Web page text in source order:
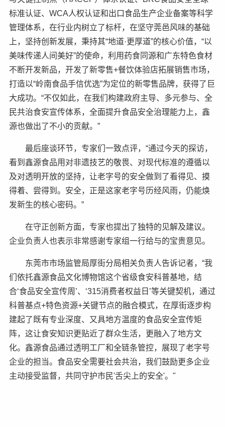
标准认证、WCA人权认证和出口食品生产企业备案等科学
管理体系，在行业内树立了标杆，在坚守莞邑风味的基础
上，坚持创新发展，秉持其“地道·更厚道”的核心价值，“以
美味传递人间美好”的使命，利用药食同源和广东特色食材
不断开发新品，开发了新零售+餐饮体验店拓展销售市场，
打造以“岭南食品手信优选”为定位的新零售品牌，获得了巨
大成功。“不仅如此，在我们构建政府主导、多元参与、全
民共治食安宣传体系，全面提升食品安全治理能力上，鑫
源也做出了不小的贡献。”
最后座谈环节，专家们一致点评，“通过今天的探访，
看到鑫源食品用对非遗技艺的敬畏、对现代标准的遵循以
及对透明开放的坚持，让老字号的安全做到了看得见、摸
得着、尝得到。安全，正是这家老字号历经风雨，仍能焕
发新生的核心密码。”
在守正创新方面，专家也提出了独特的见解及建议。
企业负责人也表示非常感谢专家组一行给与的宝贵意见。
东莞市市场监管局厚街分局相关负责人告诉记者，“我
们依托鑫源食品文化博物馆这个省级食安科普基地，结
合‘食品安全宣传周’、‘315消费者权益日’等关键契机，通过
科普基点+特色资源+关键节点的融合模式，在厚街逐步构
建起了既有专业深度、又具地方温度的食品安全宣传矩
阵，这让食安知识更贴近了群众生活，更融入了地方文
化。鑫源食品通过透明工厂和全链条管控，展现了老字号
企业的担当。食品安全需要社会共治，我们鼓励更多企业
主动接受监督，共同守护市民'舌尖上的安全'。"